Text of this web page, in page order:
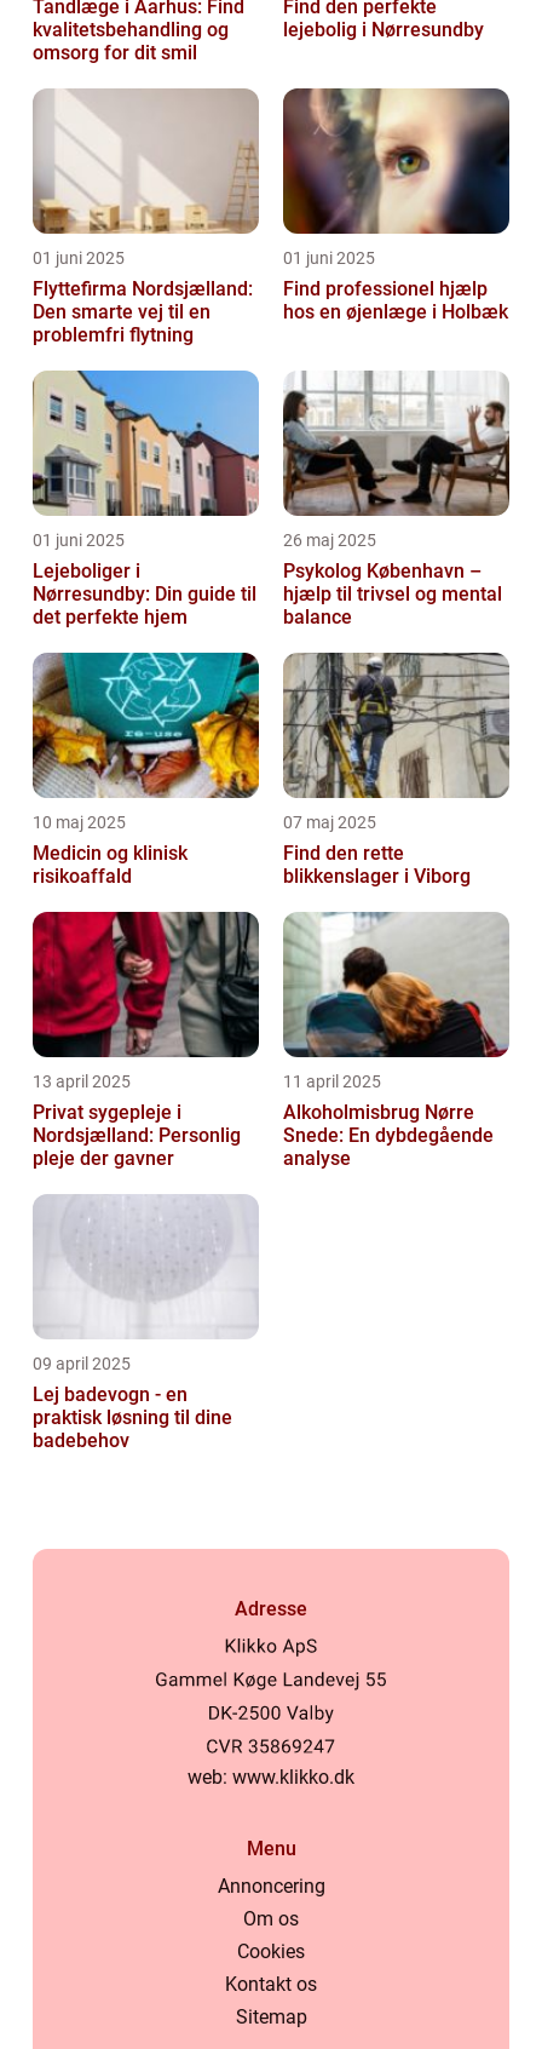
Tandlæge i Aarhus: Find
kvalitetsbehandling og
omsorg for dit smil
Find den perfekte
lejebolig i Nørresundby
01 juni 2025
Flyttefirma Nordsjælland:
Den smarte vej til en
problemfri flytning
01 juni 2025
Find professionel hjælp
hos en øjenlæge i Holbæk
01 juni 2025
Lejeboliger i
Nørresundby: Din guide til
det perfekte hjem
26 maj 2025
Psykolog København –
hjælp til trivsel og mental
balance
10 maj 2025
Medicin og klinisk
risikoaffald
07 maj 2025
Find den rette
blikkenslager i Viborg
13 april 2025
Privat sygepleje i
Nordsjælland: Personlig
pleje der gavner
11 april 2025
Alkoholmisbrug Nørre
Snede: En dybdegående
analyse
09 april 2025
Lej badevogn - en
praktisk løsning til dine
badebehov
Adresse
web: www.klikko.dk
Menu
Annoncering
Om os
Cookies
Kontakt os
Sitemap